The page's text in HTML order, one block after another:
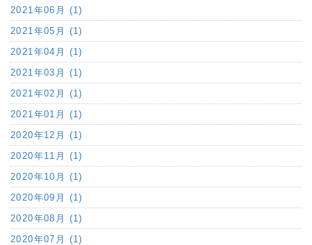
2021年06月 (1)
2021年05月 (1)
2021年04月 (1)
2021年03月 (1)
2021年02月 (1)
2021年01月 (1)
2020年12月 (1)
2020年11月 (1)
2020年10月 (1)
2020年09月 (1)
2020年08月 (1)
2020年07月 (1)